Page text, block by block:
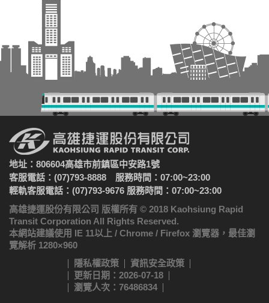
地址：806604高雄市前鎮區中安路1號
客服電話：(07)793-8888 服務時間：07:00~23:00
輕軌客服電話：(07)793-9676 服務時間：07:00~23:00
高雄捷運股份有限公司 版權所有 © 2018 Kaohsiung Rapid
Transit Corporation All Rights Reserved.
本網站建議使用 IE 11以上 / Chrome / Firefox 瀏覽器，最佳瀏
覽解析 1280×960
隱私權政策
資訊安全政策
更新日期：2026-07-18
瀏覽人次：76486834